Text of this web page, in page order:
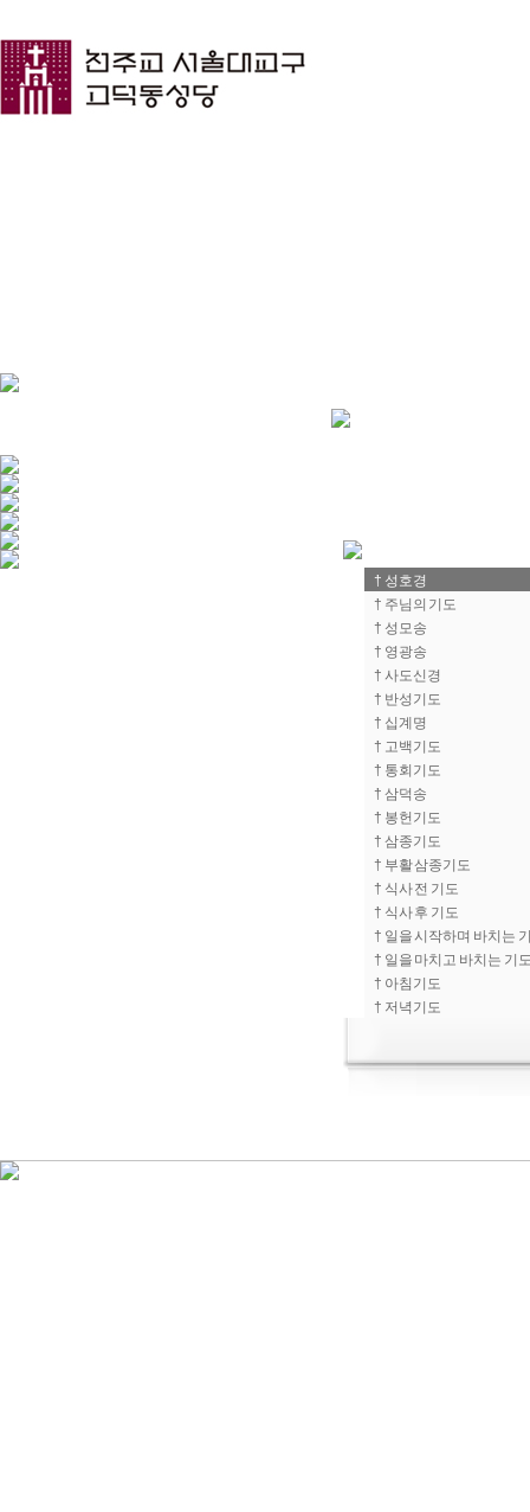
† 성호경
† 주님의 기도
† 성모송
† 영광송
† 사도신경
† 반성기도
† 십계명
† 고백기도
† 통회기도
† 삼덕송
† 봉헌기도
† 삼종기도
† 부활 삼종기도
† 식사 전 기도
† 식사 후 기도
† 일을 시작하며 바치는
† 일을 마치고 바치는 기
† 아침기도
† 저녁기도